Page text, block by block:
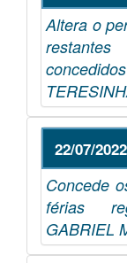
Altera o
22/07/2022
Concede
férias
GABRIEL